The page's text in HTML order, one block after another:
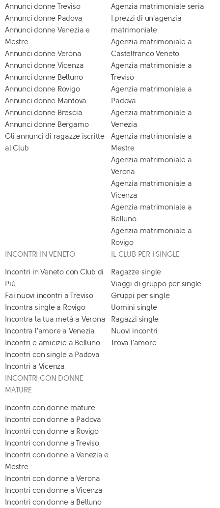
Annunci donne Treviso
Annunci donne Padova
Annunci donne Venezia e
Mestre
Annunci donne Verona
Annunci donne Vicenza
Annunci donne Belluno
Annunci donne Rovigo
Annunci donne Mantova
Annunci donne Brescia
Annunci donne Bergamo
Gli annunci di ragazze iscritte
al Club
Agenzia matrimoniale seria
I prezzi di un'agenzia
matrimoniale
Agenzia matrimoniale a
Castelfranco Veneto
Agenzia matrimoniale a
Treviso
Agenzia matrimoniale a
Padova
Agenzia matrimoniale a
Venezia
Agenzia matrimoniale a
Mestre
Agenzia matrimoniale a
Verona
Agenzia matrimoniale a
Vicenza
Agenzia matrimoniale a
Belluno
Agenzia matrimoniale a
Rovigo
INCONTRI IN VENETO
Incontri in Veneto con Club di
Più
Fai nuovi incontri a Treviso
Incontra single a Rovigo
Incontra la tua metà a Verona
Incontra l'amore a Venezia
Incontri e amicizie a Belluno
Incontri con single a Padova
Incontri a Vicenza
IL CLUB PER I SINGLE
Ragazze single
Viaggi di gruppo per single
Gruppi per single
Uomini single
Ragazzi single
Nuovi incontri
Trova l'amore
INCONTRI CON DONNE
MATURE
Incontri con donne mature
Incontri con donne a Padova
Incontri con donne a Rovigo
Incontri con donne a Treviso
Incontri con donne a Venezia e
Mestre
Incontri con donne a Verona
Incontri con donne a Vicenza
Incontri con donne a Belluno